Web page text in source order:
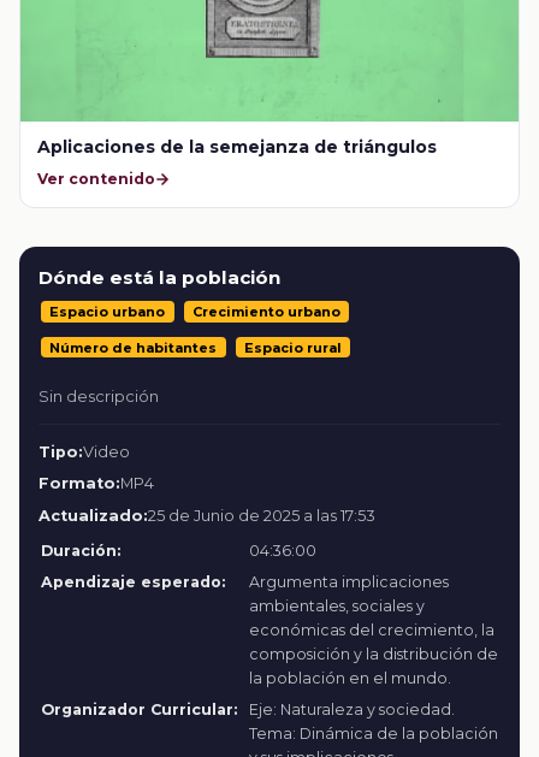
Aplicaciones de la semejanza de triángulos
Ver contenido
Dónde está la población
Espacio urbano Crecimiento urbano
Número de habitantes Espacio rural
Sin descripción
Tipo:Video
Formato:MP4
Actualizado:25 de Junio de 2025 a las 17:53
Duración:
04:36:00
Apendizaje esperado:
Argumenta implicaciones
ambientales, sociales y
económicas del crecimiento, la
composición y la distribución de
la población en el mundo.
Organizador Curricular:
Eje: Naturaleza y sociedad.
Tema: Dinámica de la población